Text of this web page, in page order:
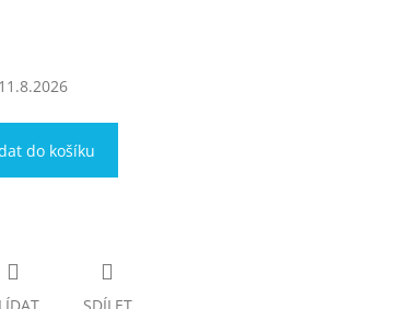
11.8.2026
do košíku